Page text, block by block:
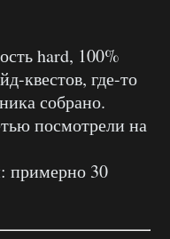
hard, 100%
квестов, где-то
собрано.
посмотрели на
примерно 30